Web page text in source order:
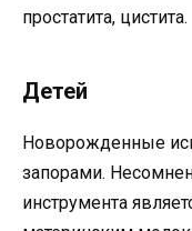
простатита, цистита.
Детей
Новорожденные
запорами.
инструмента